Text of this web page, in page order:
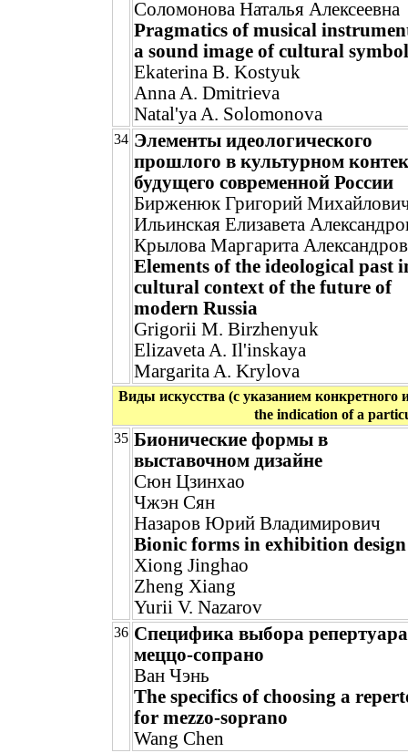
Соломонова Наталья Алексеевна
Pragmatics of musical
a sound image of cultural
Ekaterina B. Kostyuk
Anna A. Dmitrieva
Natal'ya A. Solomonova
34 Элементы идеологического
прошлого в культурном
будущего современной России
Бирженюк Григорий
Ильинская Елизавета
Крылова Маргарита
Elements of the ideological past
cultural context of the future of
modern Russia
Grigorii M. Birzhenyuk
Elizaveta A. Il'inskaya
Margarita A. Krylova
Виды искусства (с указанием конкретного
the indication of a
35 Бионические формы в
выставочном дизайне
Сюн Цзинхао
Чжэн Сян
Назаров Юрий Владимирович
Bionic forms in exhibition design
Xiong Jinghao
Zheng Xiang
Yurii V. Nazarov
36 Специфика выбора
меццо-сопрано
Ван Чэнь
The specifics of choosing a
for mezzo-soprano
Wang Chen